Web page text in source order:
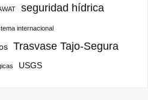
seguridad hídrica
internacional
Trasvase Tajo-Segura
USGS